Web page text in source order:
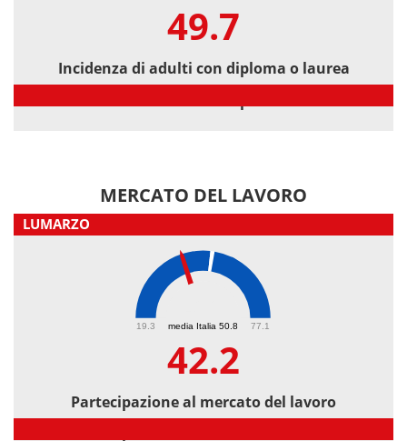
49.7
Incidenza di adulti con diploma o laurea
MERCATO DEL LAVORO
LUMARZO
media Italia 50.8
19.3 77.1
42.2
Partecipazione al mercato del lavoro